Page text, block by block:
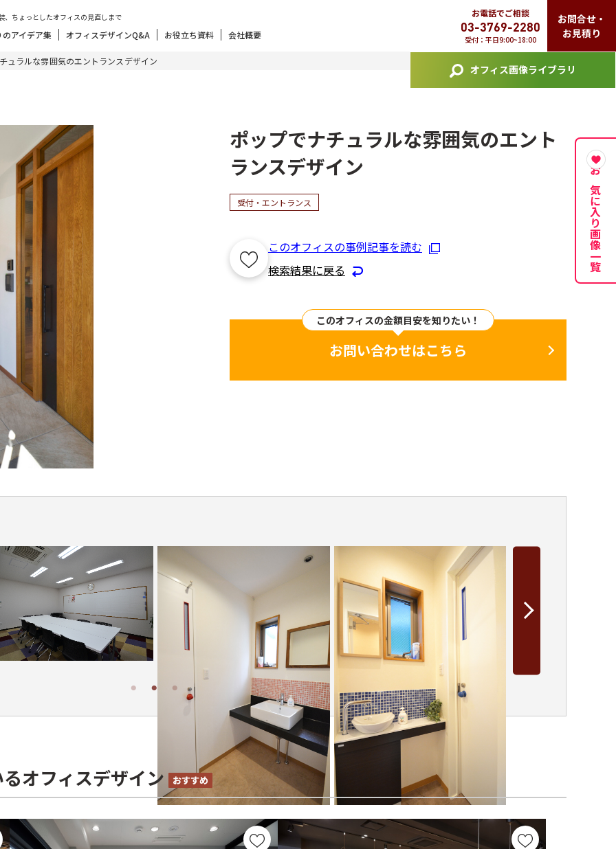
、ちょっとしたオフィスの見直しまで
アイデア集 オフィスデザインQ&A お役立ち資料 会社概要
お電話でご相談
03-3769-2280
受付：平日9:00~18:00
お問合せ・
お見積り
オフィス画像ライブラリ
ュラルな雰囲気のエントランスデザイン
ポップでナチュラルな雰囲気のエント
ランスデザイン
受付・エントランス
このオフィスの事例記事を読む
検索結果に戻る
このオフィスの金額目安を知りたい！
お問い合わせはこちら
オフィスデザイン
お気に入り画像一覧